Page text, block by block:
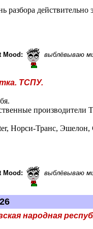
разбора действительно
Mood: выблёвываю
ТСПУ.
производители
Норси-Транс, Эшелон,
Mood: выблёвываю
народная